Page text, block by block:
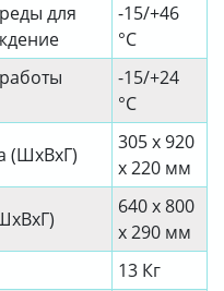
для
-15/+46
°C
-15/+24
°C
(ШхВхГ)
305 x 920
x 220 мм
640 x 800
x 290 мм
13 Кг